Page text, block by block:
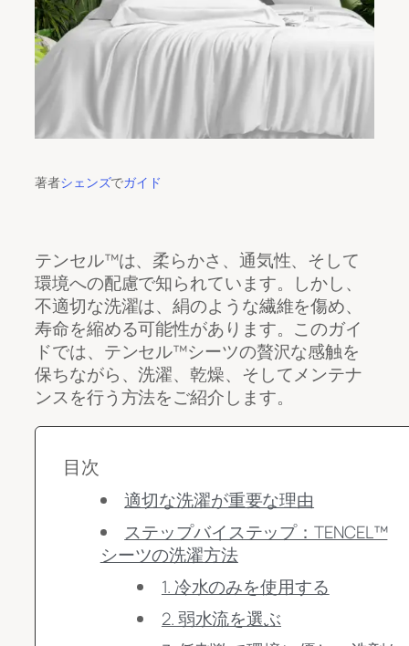
著者シェンズでガイド
テンセル™は、柔らかさ、通気性、そして
環境への配慮で知られています。しかし、
不適切な洗濯は、絹のような繊維を傷め、
寿命を縮める可能性があります。このガイ
ドでは、テンセル™シーツの贅沢な感触を
保ちながら、洗濯、乾燥、そしてメンテナ
ンスを行う方法をご紹介します。
目次
適切な洗濯が重要な理由
ステップバイステップ：TENCEL™
シーツの洗濯方法
1. 冷水のみを使用する
2. 弱水流を選ぶ